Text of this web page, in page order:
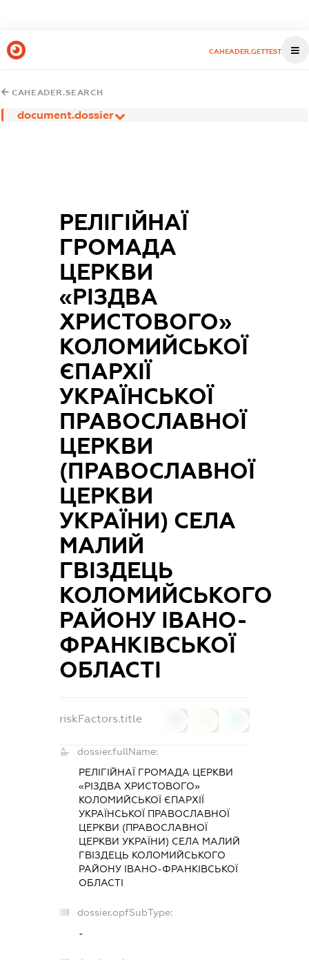
CAHEADER.GETTEST
CAHEADER.SEARCH
document.dossier
РЕЛІГІЙНАЇ
ГРОМАДА
ЦЕРКВИ
«РІЗДВА
ХРИСТОВОГО»
КОЛОМИЙСЬКОЇ
ЄПАРХІЇ
УКРАЇНСЬКОЇ
ПРАВОСЛАВНОЇ
ЦЕРКВИ
(ПРАВОСЛАВНОЇ
ЦЕРКВИ
УКРАЇНИ) СЕЛА
МАЛИЙ
ГВІЗДЕЦЬ
КОЛОМИЙСЬКОГО
РАЙОНУ ІВАНО-
ФРАНКІВСЬКОЇ
ОБЛАСТІ
riskFactors.title
dossier.fullName:
РЕЛІГІЙНАЇ ГРОМАДА ЦЕРКВИ
«РІЗДВА ХРИСТОВОГО»
КОЛОМИЙСЬКОЇ ЄПАРХІЇ
УКРАЇНСЬКОЇ ПРАВОСЛАВНОЇ
ЦЕРКВИ (ПРАВОСЛАВНОЇ
ЦЕРКВИ УКРАЇНИ) СЕЛА МАЛИЙ
ГВІЗДЕЦЬ КОЛОМИЙСЬКОГО
РАЙОНУ ІВАНО-ФРАНКІВСЬКОЇ
ОБЛАСТІ
dossier.opfSubType:
-